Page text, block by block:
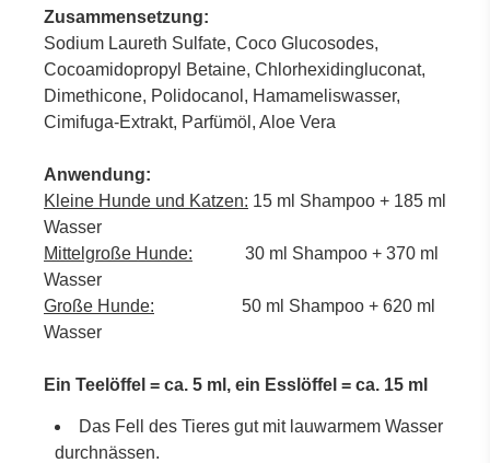
Zusammensetzung:
Sodium Laureth Sulfate, Coco Glucosodes,
Cocoamidopropyl Betaine, Chlorhexidingluconat,
Dimethicone, Polidocanol, Hamameliswasser,
Cimifuga-Extrakt, Parfümöl, Aloe Vera
Anwendung:
Kleine Hunde und Katzen: 15 ml Shampoo + 185 ml
Wasser
Mittelgroße Hunde: 30 ml Shampoo + 370 ml
Wasser
Große Hunde: 50 ml Shampoo + 620 ml
Wasser
Ein Teelöffel = ca. 5 ml, ein Esslöffel = ca. 15 ml
Das Fell des Tieres gut mit lauwarmem Wasser
durchnässen.